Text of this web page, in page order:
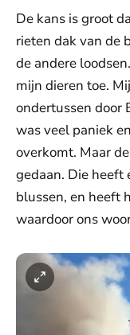
De kans is groot
rieten dak van de
de andere
mijn dieren toe.
ondertussen door
was veel paniek
overkomt. Maar
gedaan. Die heeft
blussen, en heeft
waardoor ons